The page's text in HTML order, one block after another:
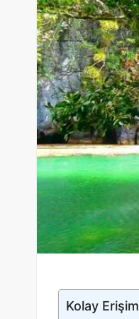
Kolay Erişim